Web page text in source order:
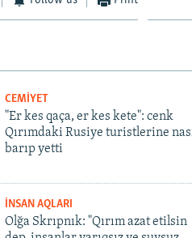
CEMİYET
"Er kes qaça, er kes kete": cenk
Qırımdaki Rusiye turistlerine
barıp yetti
İNSAN AQLARI
Olğa Skrıpnık: "Qırım azat etilsin